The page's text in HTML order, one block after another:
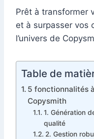
Prêt à transformer
et à surpasser vos
l’univers de
Table de
5 fonctionnalités
Copysmith
1. Génération
qualité
2. Gestion